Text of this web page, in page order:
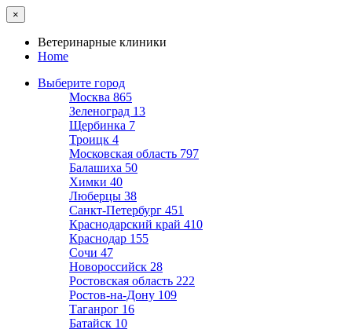
×
Ветеринарные клиники
Home
Выберите город
Москва 865
Зеленоград 13
Щербинка 7
Троицк 4
Московская область 797
Балашиха 50
Химки 40
Люберцы 38
Санкт-Петербург 451
Краснодарский край 410
Краснодар 155
Сочи 47
Новороссийск 28
Ростовская область 222
Ростов-на-Дону 109
Таганрог 16
Батайск 10